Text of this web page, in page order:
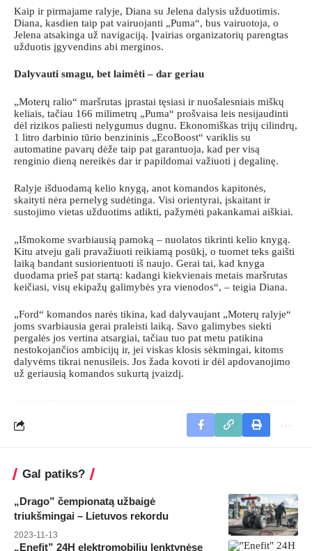
Kaip ir pirmajame ralyje, Diana su Jelena dalysis užduotimis.
Diana, kasdien taip pat vairuojanti „Puma“, bus vairuotoja, o
Jelena atsakinga už navigaciją. Įvairias organizatorių parengtas
užduotis įgyvendins abi merginos.
Dalyvauti smagu, bet laimėti – dar geriau
„Moterų ralio“ maršrutas įprastai tęsiasi ir nuošalesniais miškų
keliais, tačiau 166 milimetrų „Puma“ prošvaisa leis nesijaudinti
dėl rizikos paliesti nelygumus dugnu. Ekonomiškas trijų cilindrų,
1 litro darbinio tūrio benzininis „EcoBoost“ variklis su
automatine pavarų dėže taip pat garantuoja, kad per visą
renginio dieną nereikės dar ir papildomai važiuoti į degalinę.
Ralyje išduodamą kelio knygą, anot komandos kapitonės,
skaityti nėra pernelyg sudėtinga. Visi orientyrai, įskaitant ir
sustojimo vietas užduotims atlikti, pažymėti pakankamai aiškiai.
„Išmokome svarbiausią pamoką – nuolatos tikrinti kelio knygą.
Kitu atveju gali pravažiuoti reikiamą posūkį, o tuomet teks gaišti
laiką bandant susiorientuoti iš naujo. Gerai tai, kad knyga
duodama prieš pat startą: kadangi kiekvienais metais maršrutas
keičiasi, visų ekipažų galimybės yra vienodos“, – teigia Diana.
„Ford“ komandos narės tikina, kad dalyvaujant „Moterų ralyje“
joms svarbiausia gerai praleisti laiką. Savo galimybes siekti
pergalės jos vertina atsargiai, tačiau tuo pat metu patikina
nestokojančios ambicijų ir, jei viskas klosis sėkmingai, kitoms
dalyvėms tikrai nenusileis. Jos žada kovoti ir dėl apdovanojimo
už geriausią komandos sukurtą įvaizdį.
Gal patiks?
„Drago” čempionatą užbaigė
triukšmingai – Lietuvos rekordu
2023-11-13
„Enefit” 24H elektromobilių lenktynėse